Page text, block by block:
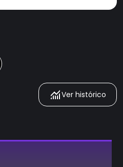
Ver histórico